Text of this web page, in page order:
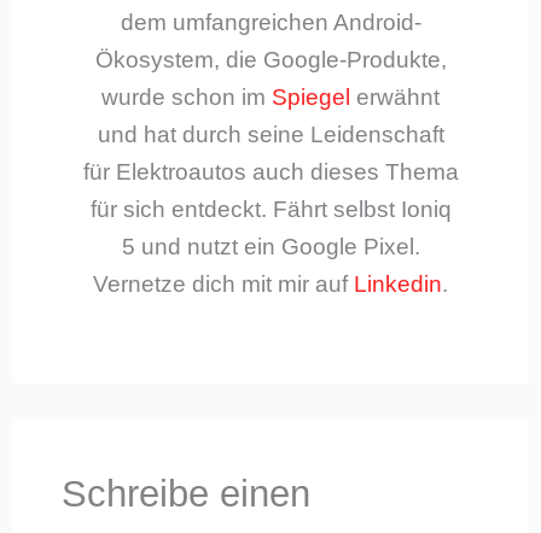
dem umfangreichen Android-
Ökosystem, die Google-Produkte,
wurde schon im Spiegel erwähnt
und hat durch seine Leidenschaft
für Elektroautos auch dieses Thema
für sich entdeckt. Fährt selbst Ioniq
5 und nutzt ein Google Pixel.
Vernetze dich mit mir auf Linkedin.
Schreibe einen